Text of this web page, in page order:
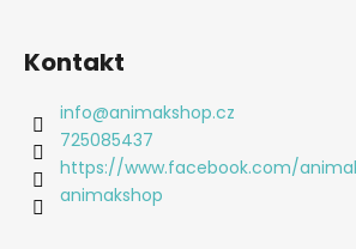
n
t
?
Kontakt
info@animakshop.cz
725085437
https://www.facebook.com/
animakshop